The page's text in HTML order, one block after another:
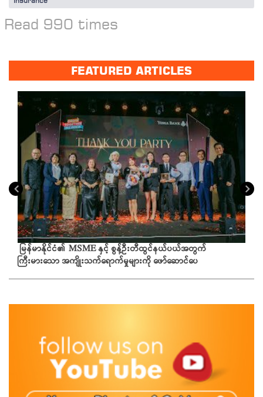
Read 990 times
FEATURED ARTICLES
မြန်မာနိုင်ငံ၏ MSME နှင့် စွန့်ဦးတီထွင်နယ်ပယ်အတွက်
ကြီးမားသော အကျိုးသက်ရောက်မှုများကို ဖော်ဆောင်ပေ